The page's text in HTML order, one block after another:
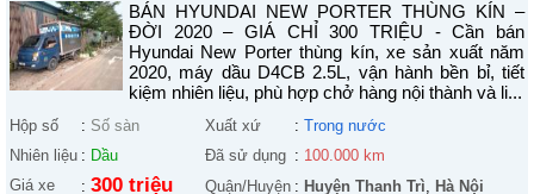
BÁN HYUNDAI NEW PORTER THÙNG KÍN –
ĐỜI 2020 – GIÁ CHỈ 300 TRIỆU - Cần bán
Hyundai New Porter thùng kín, xe sản xuất năm
2020, máy dầu D4CB 2.5L, vận hành bền bỉ, tiết
kiệm nhiên liệu, phù hợp chở hàng nội thành và li...
Hộp số : Số sàn Xuất xứ : Trong nước
Nhiên liệu : Dầu Đã sử dụng : 100.000 km
Giá xe
: 300 triệu Quận/Huyện : Huyện Thanh Trì, Hà Nội